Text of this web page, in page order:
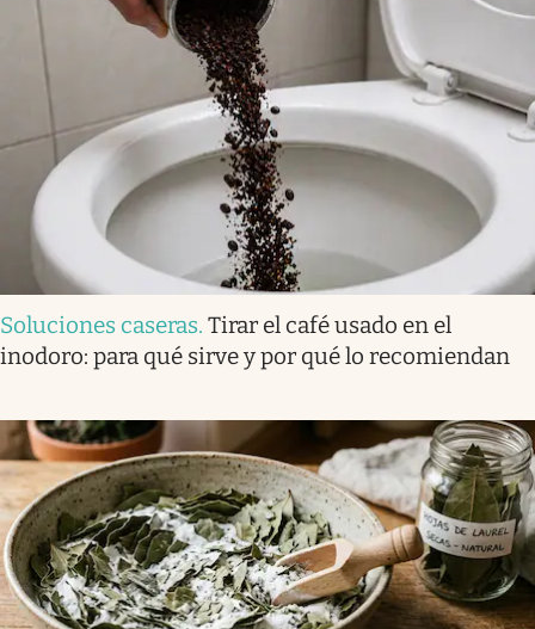
Soluciones caseras. Tirar el café usado en el
inodoro: para qué sirve y por qué lo recomiendan